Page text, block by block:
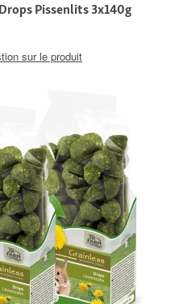
Pissenlits 3x140g
sur le produit